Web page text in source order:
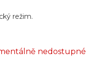
režim.
nedostupné